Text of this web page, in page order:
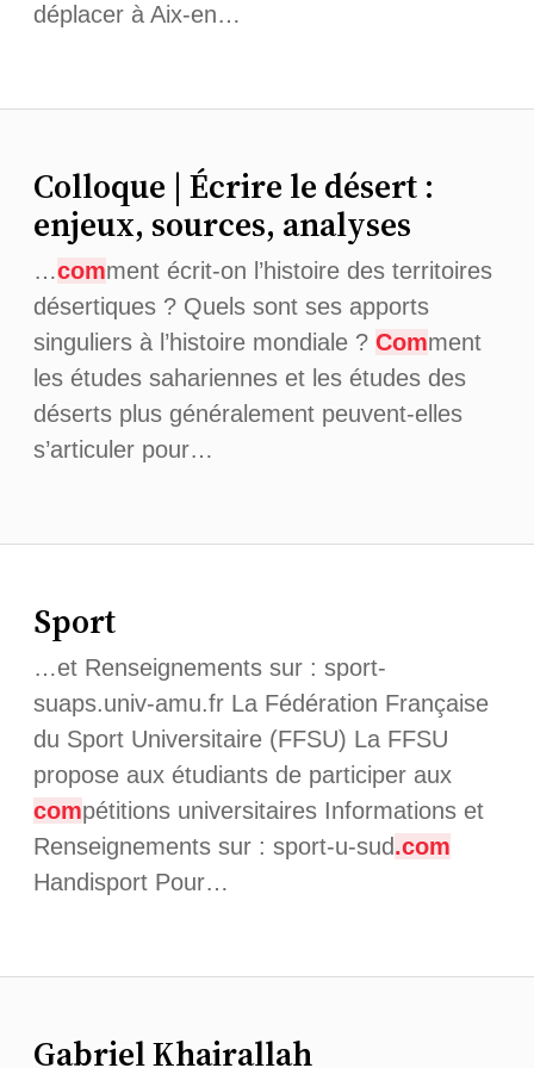
déplacer à Aix-en…
Colloque | Écrire le désert :
enjeux, sources, analyses
…comment écrit-on l’histoire des territoires
désertiques ? Quels sont ses apports
singuliers à l’histoire mondiale ? Comment
les études sahariennes et les études des
déserts plus généralement peuvent-elles
s’articuler pour…
Sport
…et Renseignements sur : sport-
suaps.univ-amu.fr La Fédération Française
du Sport Universitaire (FFSU) La FFSU
propose aux étudiants de participer aux
compétitions universitaires Informations et
Renseignements sur : sport-u-sud.com
Handisport Pour…
Gabriel Khairallah